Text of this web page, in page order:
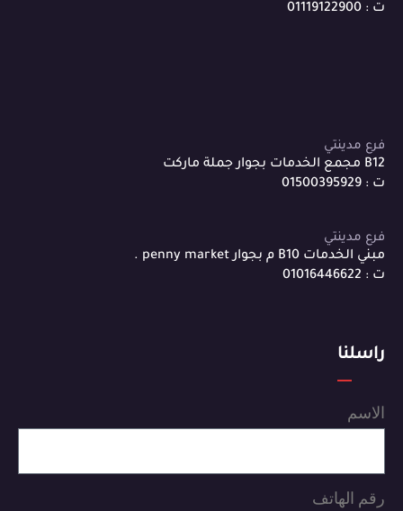
ت : 01119122900
فرع مدينتي
B12 مجمع الخدمات بجوار جملة ماركت
ت : 01500395929
فرع مدينتي
مبني الخدمات B10 م بجوار penny market .
ت : 01016446622
راسلنا
الاسم
رقم الهاتف